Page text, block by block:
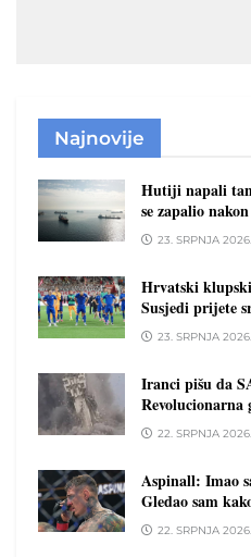
Najnovije
Hutiji napali
se zapalio
23. SRPNJA 2026.
Hrvatski
Susjedi prijete
23. SRPNJA 2026.
Iranci pišu da
Revolucionarna
22. SRPNJA 2026.
Aspinall: Imao
Gledao sam
22. SRPNJA 2026.